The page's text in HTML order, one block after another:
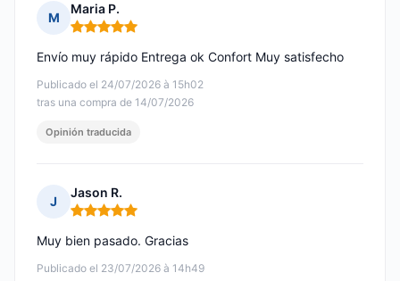
M
Maria P.
Nota: 5 de 5
Publicado el 24/07/2026 à 15h02
tras una compra de 14/07/2026
Envío muy rápido Entrega ok Confort Muy satisfecho
Opinión traducida
J
Jason R.
Nota: 5 de 5
Publicado el 23/07/2026 à 14h49
Muy bien pasado. Gracias